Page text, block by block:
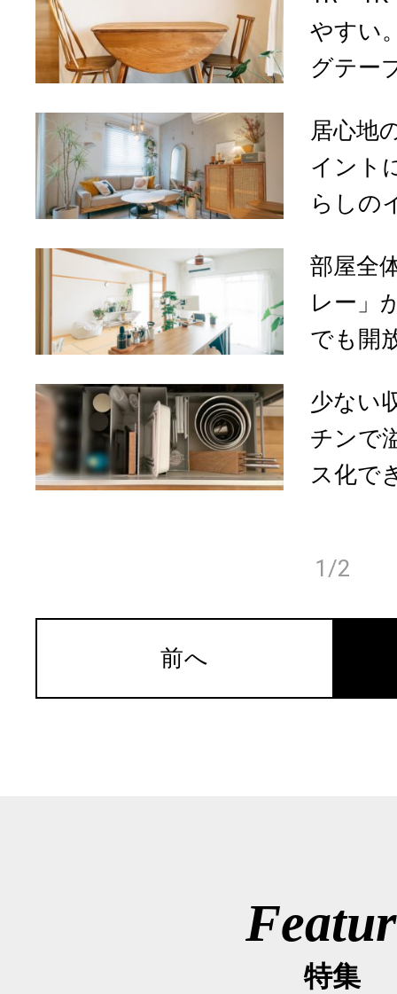
やすい
グテー
居心地
イント
らしの
部屋全
レー」
でも開
少ない
チンで
ス化で
1/2
前へ
特集